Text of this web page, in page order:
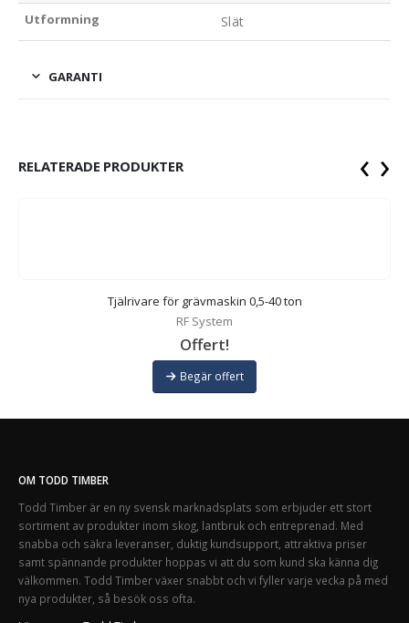
Utformning Slät
GARANTI
RELATERADE PRODUKTER
Tjälrivare för grävmaskin 0,5-40 ton
RF System
Offert!
Begär offert
‹ ›
OM TODD TIMBER
Todd Timber är en ny svensk marknadsplats som erbjuder ett stort
sortiment av produkter inom skog, lantbruk och entreprenad. Med
snabba och säkra leveranser, duktig kundsupport, attraktiva priser
samt spännande produkter hoppas vi att du som kund ska känna dig
välkommen. Todd Timber växer snabbt och vi fyller varje vecka på med
nya produkter, så besök oss ofta.